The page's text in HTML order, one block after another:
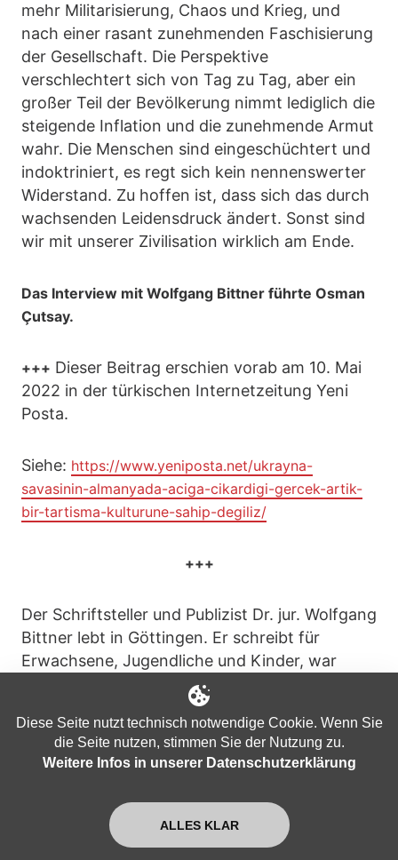
mehr Militarisierung, Chaos und Krieg, und
nach einer rasant zunehmenden Faschisierung
der Gesellschaft. Die Perspektive
verschlechtert sich von Tag zu Tag, aber ein
großer Teil der Bevölkerung nimmt lediglich die
steigende Inflation und die zunehmende Armut
wahr. Die Menschen sind eingeschüchtert und
indoktriniert, es regt sich kein nennenswerter
Widerstand. Zu hoffen ist, dass sich das durch
wachsenden Leidensdruck ändert. Sonst sind
wir mit unserer Zivilisation wirklich am Ende.
Das Interview mit Wolfgang Bittner führte Osman
Çutsay.
+++ Dieser Beitrag erschien vorab am 10. Mai
2022 in der türkischen Internetzeitung Yeni
Posta.
Siehe: https://www.yeniposta.net/ukrayna-
savasinin-almanyada-aciga-cikardigi-gercek-artik-
bir-tartisma-kulturune-sahip-degiliz/
+++
Der Schriftsteller und Publizist Dr. jur. Wolfgang
Bittner lebt in Göttingen. Er schreibt für
Erwachsene, Jugendliche und Kinder, war
freier Mitarbeiter bei Zeitungen, Zeitschriften,
Hörfunk und Fernsehen und veröffentlichte
bisher etwa 80 Bücher, darunter:
Westend Verlag, Frankfurt am Main 2015
Diese Seite nutzt technisch notwendige Cookie. Wenn Sie
die Seite nutzen, stimmen Sie der Nutzung zu.
Weitere Infos in unserer Datenschutzerklärung
ALLES KLAR